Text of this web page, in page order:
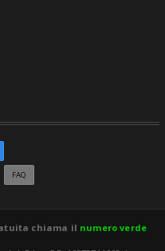
FAQ
chiama il numero verde